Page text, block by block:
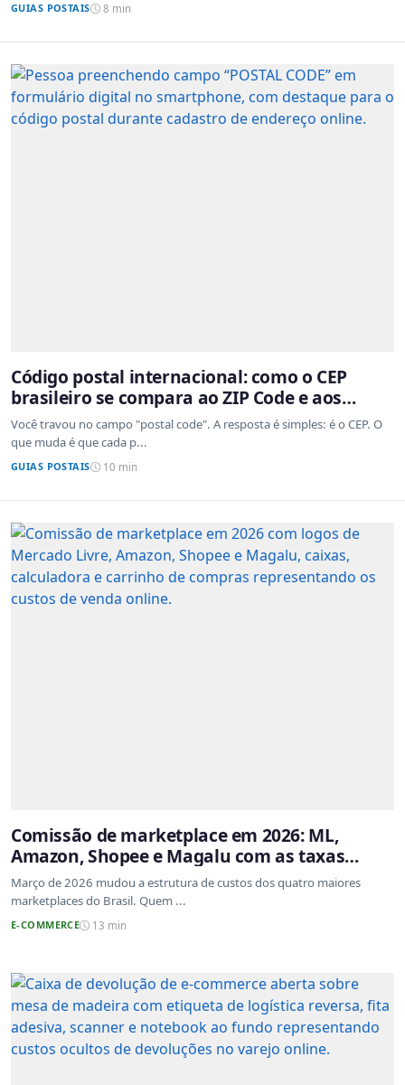
GUIAS POSTAIS 8 min
Código postal internacional: como o CEP
brasileiro se compara ao ZIP Code e aos
sistemas de outros países
Você travou no campo "postal code". A resposta é simples: é o CEP. O
que muda é que cada p...
GUIAS POSTAIS 10 min
Comissão de marketplace em 2026: ML,
Amazon, Shopee e Magalu com as taxas
atualizadas
Março de 2026 mudou a estrutura de custos dos quatro maiores
marketplaces do Brasil. Quem ...
E-COMMERCE 13 min